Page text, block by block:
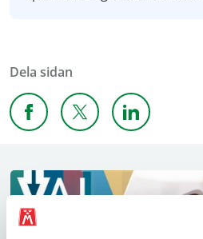
Dela sidan
Dela sidan på Facebook
Dela sidan på X
Dela sidan